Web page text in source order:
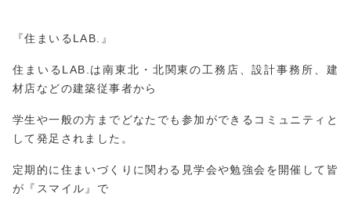
『住まいるLAB.』
住まいるLAB.は南東北・北関東の工務店、設計事務所、建
材店などの建築従事者から
学生や一般の方までどなたでも参加ができるコミュニティと
して発足されました。
定期的に住まいづくりに関わる見学会や勉強会を開催して皆
が『スマイル』で